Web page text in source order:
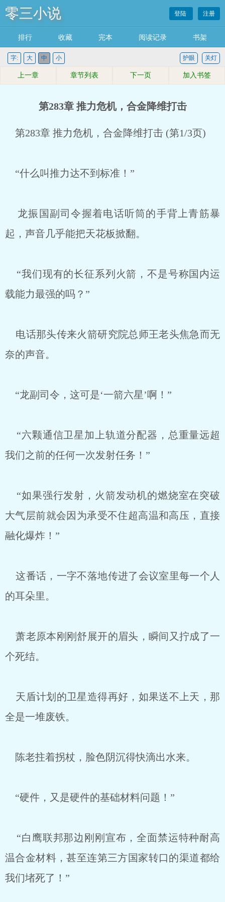
零三小说 登陆 注册
排行 收藏 完本 阅读记录 书架
字: 大 中 小 关灯
护眼
上一章 章节列表 下一页 加入书签
第283章 推力危机，合金降维打击
第283章 推力危机，合金降维打击 (第1/3页)
“什么叫推力达不到标准！”
龙振国副司令握着电话听筒的手背上青筋暴
起，声音几乎能把天花板掀翻。
“我们现有的长征系列火箭，不是号称国内运
载能力最强的吗？”
电话那头传来火箭研究院总师王老头焦急而无
奈的声音。
“龙副司令，这可是‘一箭六星’啊！”
“六颗通信卫星加上轨道分配器，总重量远超
我们之前的任何一次发射任务！”
“如果强行发射，火箭发动机的燃烧室在突破
大气层前就会因为承受不住超高温和高压，直接
融化爆炸！”
这番话，一字不落地传进了会议室里每一个人
的耳朵里。
萧老原本刚刚舒展开的眉头，瞬间又拧成了一
个死结。
天盾计划的卫星造得再好，如果送不上天，那
全是一堆废铁。
陈老拄着拐杖，脸色阴沉得快滴出水来。
“硬件，又是硬件的基础材料问题！”
“白鹰联邦那边刚刚宣布，全面禁运特种耐高
温合金材料，甚至连第三方国家转口的渠道都给
我们堵死了！”